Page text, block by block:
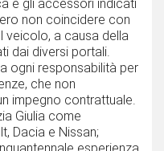
e gli accessori indicati
non coincidere con
veicolo, a causa della
dai diversi portali.
ogni responsabilità per
che non
impegno contrattuale.
Giulia come
Dacia e Nissan;